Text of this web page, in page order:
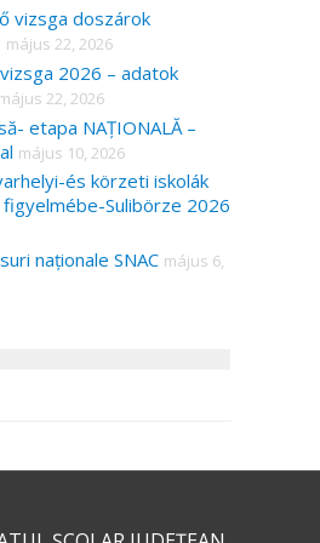
vizsga doszárok
május 22, 2026
2026 – adatok
május 22, 2026
etapa NAȚIONALĂ –
május 10, 2026
és körzeti iskolák
Sulibörze 2026
naționale SNAC május 6,